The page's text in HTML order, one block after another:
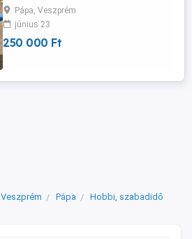
vagy lap hinta. A csúszda csúszófelülete
3 méter színe választható
kék,zöld,sárga,piros. A játszóvár akácból
és tölgyből készül ami keményfa így
Pápa, Veszprém
június 23
250 000 Ft
Veszprém Pápa
Hobbi, szabadidő